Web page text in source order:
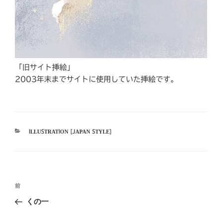
「旧サイト挿絵」
2003年末までサイトに使用していた挿絵です。
カ
ILLUSTRATION [JAPAN STYLE]
ナ
前
の
前
くの一